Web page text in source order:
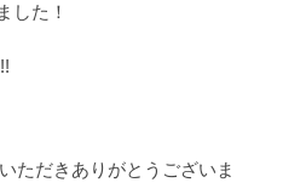
した！
ただきありがとうございま